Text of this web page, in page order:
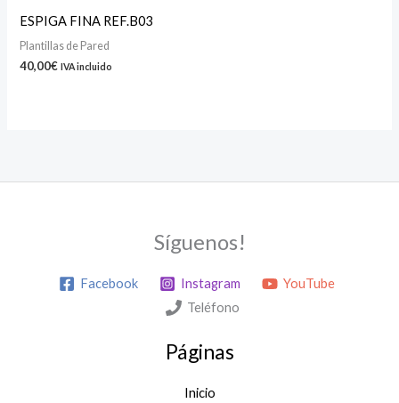
ESPIGA FINA REF.B03
Plantillas de Pared
40,00€ IVA incluido
Síguenos!
Facebook Instagram
YouTube
Teléfono
Páginas
Inicio